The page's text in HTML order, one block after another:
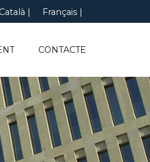
Català Français
CONTACTE